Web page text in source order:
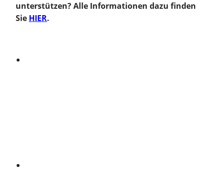
unterstützen? Alle Informationen dazu finden
Sie HIER.